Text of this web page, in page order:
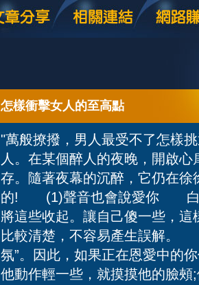
怎樣衝擊女人的至高點
"萬般撩撥，男人最受不了怎樣
人。在某個醉人的夜晚，開啟
存。隨著夜幕的沉醉，它仍在
的! (1)聲音也會說愛你 白天
將這些收起。讓自己傻一些，
比較清楚，不容易產生誤解。
氛”。因此，如果正在恩愛中的
他動作輕一些，就摸摸他的臉